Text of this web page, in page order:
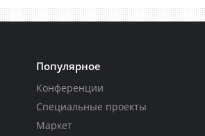
Популярное
Конференции
Специальные проекты
Маркет